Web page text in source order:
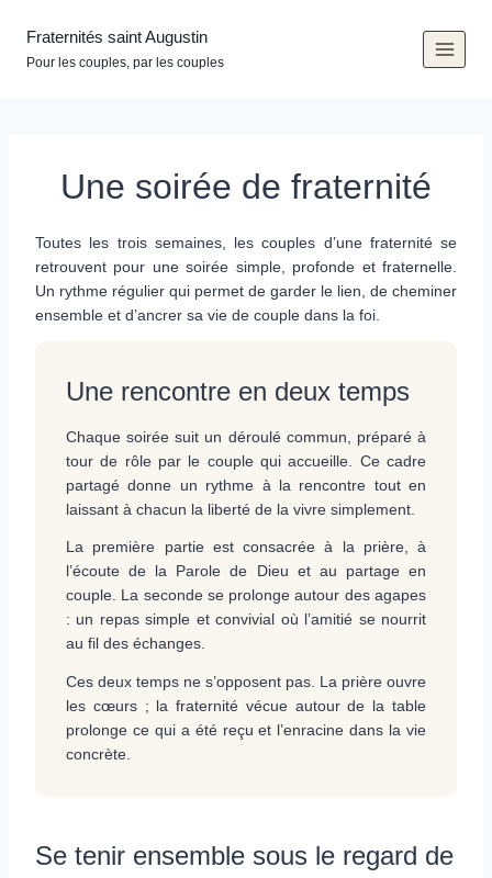
contenu
Fraternités saint Augustin
Pour les couples, par les couples
Une soirée de fraternité
Toutes les trois semaines, les couples d’une fraternité se
retrouvent pour une soirée simple, profonde et fraternelle.
Un rythme régulier qui permet de garder le lien, de cheminer
ensemble et d’ancrer sa vie de couple dans la foi.
Une rencontre en deux temps
Chaque soirée suit un déroulé commun, préparé à
tour de rôle par le couple qui accueille. Ce cadre
partagé donne un rythme à la rencontre tout en
laissant à chacun la liberté de la vivre simplement.
La première partie est consacrée à la prière, à
l’écoute de la Parole de Dieu et au partage en
couple. La seconde se prolonge autour des agapes
: un repas simple et convivial où l’amitié se nourrit
au fil des échanges.
Ces deux temps ne s’opposent pas. La prière ouvre
les cœurs ; la fraternité vécue autour de la table
prolonge ce qui a été reçu et l’enracine dans la vie
concrète.
Se tenir ensemble sous le regard de